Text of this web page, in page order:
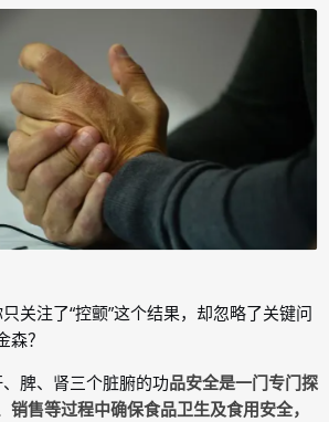
关注了“控颤”这个结果，却忽略了关键问
？
脾、肾三个脏腑的功品安全是一门专门探
销售等过程中确保食品卫生及食用安全，